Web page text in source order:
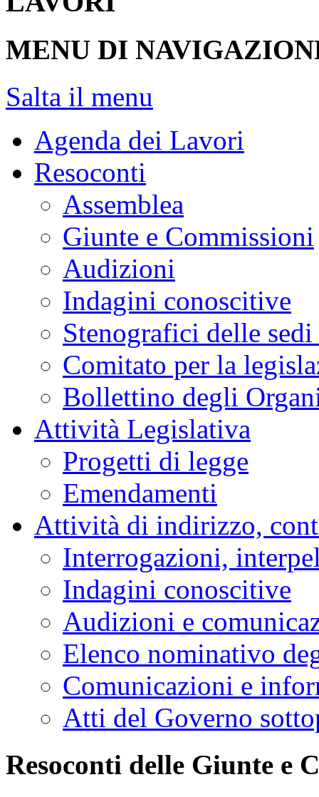
INIZIO CONTENUTO
LAVORI
MENU DI
Salta il menu
Agenda dei Lavori
Resoconti
Assemblea
Giunte e Commissioni
Audizioni
Indagini conoscitive
Stenografici delle
Comitato per la
Bollettino degli
Attività Legislativa
Progetti di legge
Emendamenti
Attività di indirizzo,
Interrogazioni,
Indagini conoscitive
Audizioni e
Elenco nominativo
Comunicazioni e
Atti del Governo